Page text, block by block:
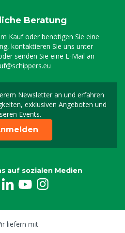
Beratung
Kauf oder benötigen Sie eine
kontaktieren Sie uns unter
senden Sie eine E-Mail an
Newsletter an und erfahren
exklusiven Angeboten und
Events.
Melden Sie sich für
auf sozialen Medien
liefern mit